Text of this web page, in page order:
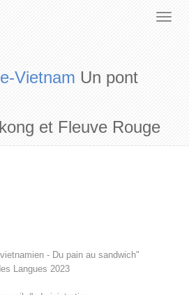
Vietnam Un pont
et Fleuve Rouge
- Du pain au sandwich"
Langues 2023